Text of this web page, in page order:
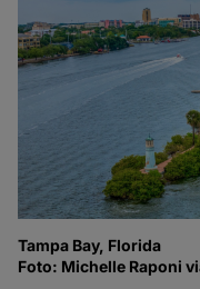
Tampa Bay, Florida
Foto: Michelle Raponi